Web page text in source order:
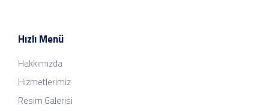
Hızlı Menü
Hakkımızda
Hizmetlerimiz
Resim Galerisi